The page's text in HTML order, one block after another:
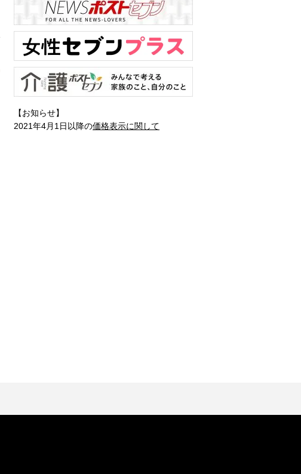
【お知らせ】
2021年4月1日以降の価格表示に関して